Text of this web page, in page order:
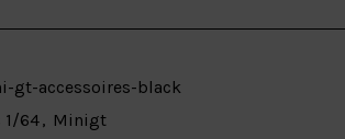
gt-accessoires-black
1/64, Minigt